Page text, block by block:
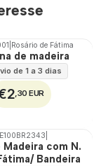
Rosário de Fátima
de madeira
de 1 a 3 dias
,30 EUR
Madeira com N.
Bandeira